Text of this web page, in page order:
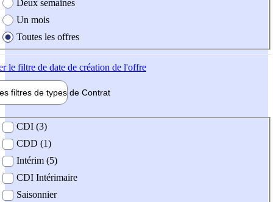
Deux semaines
Un mois
Toutes les offres
le filtre de date de création de l'offre
filtres de types de Contrat
contrat
CDI (3)
CDD (1)
Intérim (5)
CDI Intérimaire
Saisonnier